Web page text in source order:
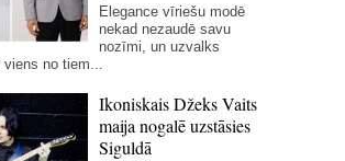
Elegance vīriešu modē
nekad nezaudē savu
nozīmi, un uzvalks
no tiem...
Ikoniskais Džeks Vaits
maija nogalē uzstāsies
Siguldā